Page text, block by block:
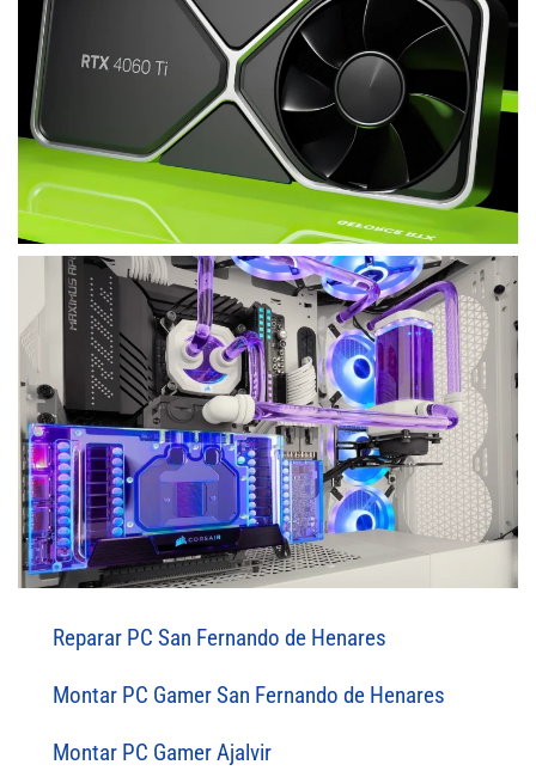
Reparar PC San Fernando de Henares
Montar PC Gamer San Fernando de Henares
Montar PC Gamer Ajalvir